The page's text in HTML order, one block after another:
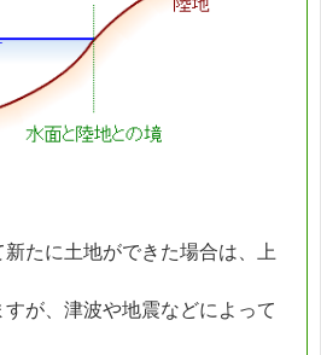
たに土地ができた場合は、上
が、津波や地震などによって